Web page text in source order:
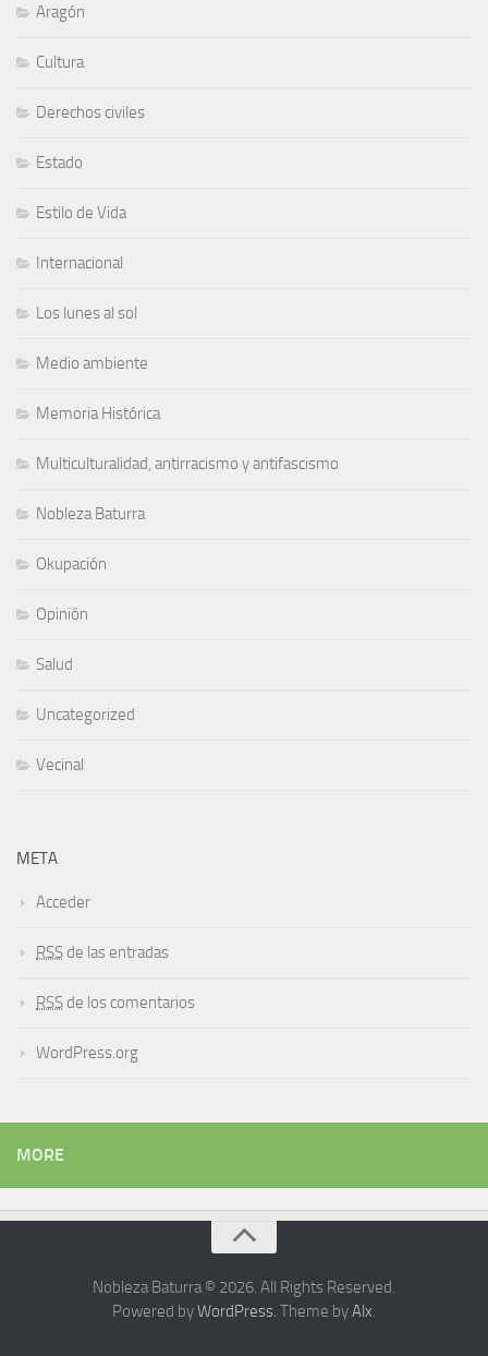
Aragón
Cultura
Derechos civiles
Estado
Estilo de Vida
Internacional
Los lunes al sol
Medio ambiente
Memoria Histórica
Multiculturalidad, antirracismo y antifascismo
Nobleza Baturra
Okupación
Opinión
Salud
Uncategorized
Vecinal
META
Acceder
RSS de las entradas
RSS de los comentarios
WordPress.org
MORE
Nobleza Baturra © 2026. All Rights Reserved.
Powered byWordPress. Theme byAlx.